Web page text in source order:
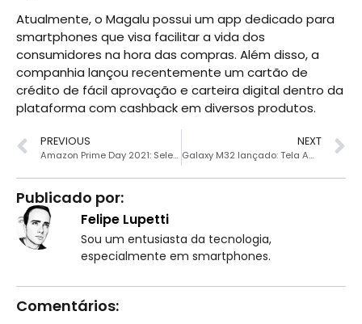
Atualmente, o Magalu possui um app dedicado para
smartphones que visa facilitar a vida dos
consumidores na hora das compras. Além disso, a
companhia lançou recentemente um cartão de
crédito de fácil aprovação e carteira digital dentro da
plataforma com cashback em diversos produtos.
PREVIOUS
Amazon Prime Day 2021: Seleção de ofertas
NEXT
Galaxy M32 lançado: Tela AMOLED de 90 Hz e Bateria de 6.000 mAh
Publicado por:
Felipe Lupetti
Sou um entusiasta da tecnologia,
especialmente em smartphones.
Comentários: